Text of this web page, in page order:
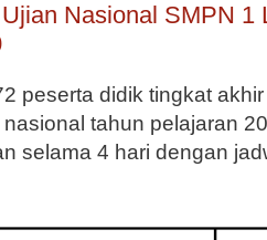
Nasional SMPN 1
peserta didik tingkat
tahun pelajaran
selama 4 hari dengan